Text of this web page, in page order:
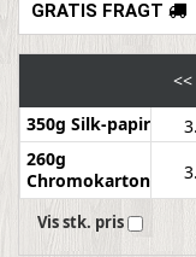
GRATIS FRAGT
<<
350g Silk-papir
260g
Chromokarton
Vis stk. pris